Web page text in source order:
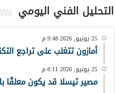
التحليل الفني اليومي
25 يونيو, 2026 9:48 م
أمازون تتغلب على تراجع
25 يونيو, 2026 8:11 م
مصير تيسلا قد يكون معلقًا